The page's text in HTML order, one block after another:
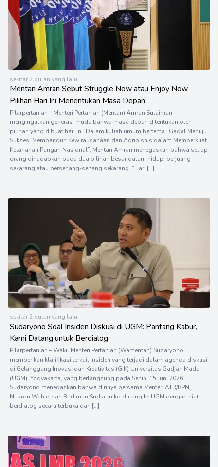
sekitar 2 bulan yang lalu
Mentan Amran Sebut Struggle Now atau Enjoy Now,
Pilihan Hari Ini Menentukan Masa Depan
Pilarpertanian – Menteri Pertanian (Mentan) Amran Sulaiman
mengingatkan generasi muda bahwa masa depan ditentukan oleh
pilihan yang dibuat hari ini. Dalam kuliah umum bertema “Gagal Menuju
Sukses: Membangun Kewirausahaan dan Agribisnis dalam Memperkuat
Ketahanan Pangan Nasional”, Mentan Amran menegaskan bahwa setiap
orang dihadapkan pada dua pilihan besar dalam hidup: berjuang
sekarang atau bersenang-senang sekarang. “Hari […]
sekitar 2 bulan yang lalu
Sudaryono Soal Insiden Diskusi di UGM: Pantang Kabur,
Kami Datang untuk Berdialog
Pilarpertanian – Wakil Menteri Pertanian (Wamentan) Sudaryono
memberikan klarifikasi terkait insiden yang terjadi dalam agenda diskusi
di Gelanggang Inovasi dan Kreativitas (GIK) Universitas Gadjah Mada
(UGM), Yogyakarta, yang berlangsung pada Senin, 15 Juni 2026.
Sudaryono menegaskan bahwa dirinya bersama Menteri ATR/BPN
Nusron Wahid dan Budiman Sudjatmiko datang ke UGM dengan niat
berdialog secara terbuka dan […]